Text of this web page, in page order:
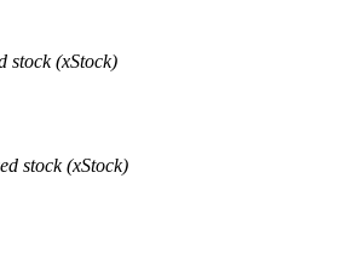
stock (xStock)
stock (xStock)